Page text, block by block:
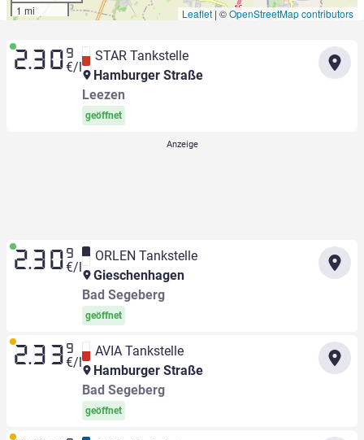
1 mi
Leaflet | ©OpenStreetMap contributors
2.30 9
€/l
STAR Tankstelle
Hamburger Straße
Leezen
geöffnet
2.30 9
€/l
ORLEN Tankstelle
Gieschenhagen
Bad Segeberg
geöffnet
2.33 9
€/l
AVIA Tankstelle
Hamburger Straße
Bad Segeberg
geöffnet